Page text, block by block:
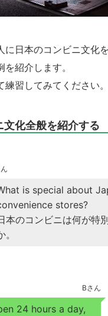
に日本のコンビニ文化
紹介します。
習してみてください。
文化全般を紹介する
is special about
stores?
本のコンビニは何が特
。
Bさん
24 hours a day,